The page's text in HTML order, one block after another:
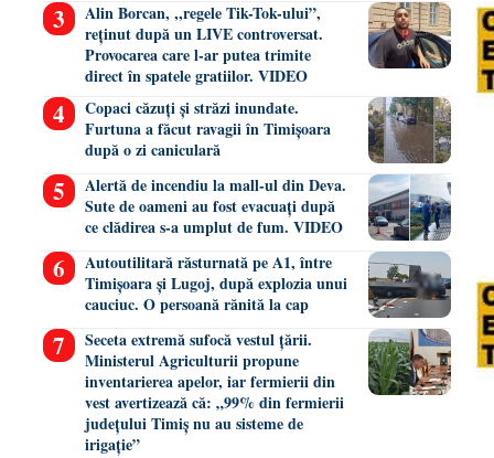
Alin Borcan, ,,regele Tik-Tok-ului”,
reținut după un LIVE controversat.
Provocarea care l-ar putea trimite
direct în spatele gratiilor. VIDEO
Copaci căzuți și străzi inundate.
Furtuna a făcut ravagii în Timișoara
după o zi caniculară
Alertă de incendiu la mall-ul din Deva.
Sute de oameni au fost evacuați după
ce clădirea s-a umplut de fum. VIDEO
Autoutilitară răsturnată pe A1, între
Timișoara și Lugoj, după explozia unui
cauciuc. O persoană rănită la cap
Seceta extremă sufocă vestul țării.
Ministerul Agriculturii propune
inventarierea apelor, iar fermierii din
vest avertizează că: „99% din fermierii
județului Timiș nu au sisteme de
irigație”